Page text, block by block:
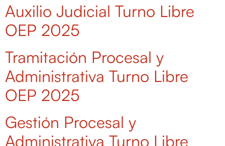
Auxilio Judicial Turno Libre
OEP 2025
Tramitación Procesal y
Administrativa Turno Libre
OEP 2025
Gestión Procesal y
Administrativa Turno Libre